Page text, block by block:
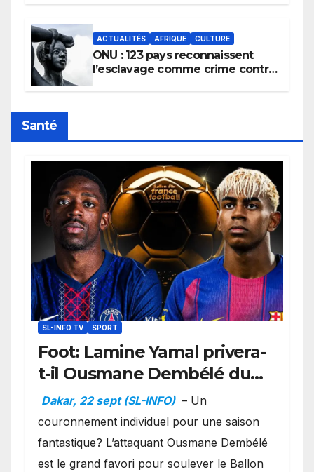
ACTUALITÉS AFRIQUE CULTURE
ONU : 123 pays reconnaissent
l’esclavage comme crime contre
Santé
SL-INFO TV SPORT
Foot: Lamine Yamal privera-
t-il Ousmane Dembélé du
Ballon d’or ?
Dakar, 22 sept (SL-INFO) – Un
couronnement individuel pour une saison
fantastique? L’attaquant Ousmane Dembélé
est le grand favori pour soulever le Ballon